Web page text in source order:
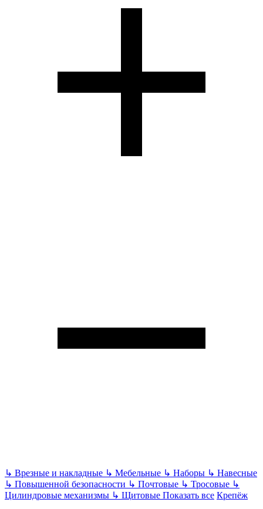
↳ Врезные и накладные ↳ Мебельные ↳ Наборы ↳ Навесные
↳ Повышенной безопасности ↳ Почтовые ↳ Тросовые ↳
Цилиндровые механизмы ↳ Щитовые Показать все Крепёж